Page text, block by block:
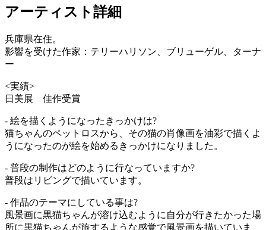
アーティスト詳細
兵庫県在住。
影響を受けた作家：テリーハリソン、ブリューゲル、ターナ
ー
<実績>
日美展 佳作受賞
- 絵を描くようになったきっかけは?
猫ちゃんのペットロスから、その猫の肖像画を油彩で描くよ
うになったのが絵を始めるきっかけになりました。
- 普段の制作はどのように行なっていますか?
普段はリビングで描いています。
- 作品のテーマにしている事は?
風景画に黒猫ちゃんが溶け込むように自分が行きたかった場
所に黒猫ちゃんが旅するような感覚で風景画を描いていま